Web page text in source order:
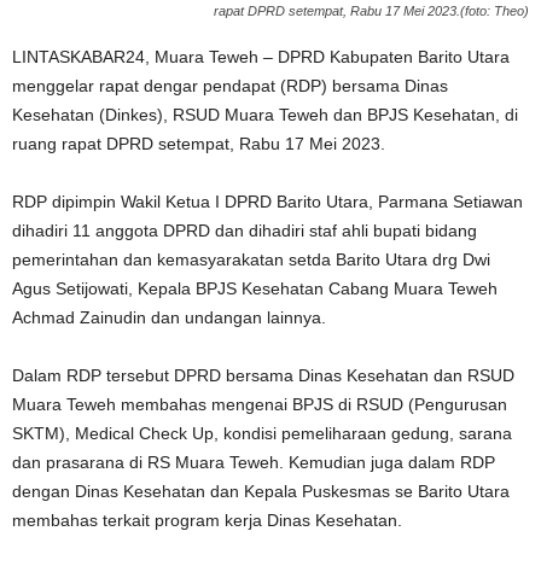
rapat DPRD setempat, Rabu 17 Mei 2023.(foto: Theo)
LINTASKABAR24, Muara Teweh – DPRD Kabupaten Barito Utara
menggelar rapat dengar pendapat (RDP) bersama Dinas
Kesehatan (Dinkes), RSUD Muara Teweh dan BPJS Kesehatan, di
ruang rapat DPRD setempat, Rabu 17 Mei 2023.
RDP dipimpin Wakil Ketua I DPRD Barito Utara, Parmana Setiawan
dihadiri 11 anggota DPRD dan dihadiri staf ahli bupati bidang
pemerintahan dan kemasyarakatan setda Barito Utara drg Dwi
Agus Setijowati, Kepala BPJS Kesehatan Cabang Muara Teweh
Achmad Zainudin dan undangan lainnya.
Dalam RDP tersebut DPRD bersama Dinas Kesehatan dan RSUD
Muara Teweh membahas mengenai BPJS di RSUD (Pengurusan
SKTM), Medical Check Up, kondisi pemeliharaan gedung, sarana
dan prasarana di RS Muara Teweh. Kemudian juga dalam RDP
dengan Dinas Kesehatan dan Kepala Puskesmas se Barito Utara
membahas terkait program kerja Dinas Kesehatan.